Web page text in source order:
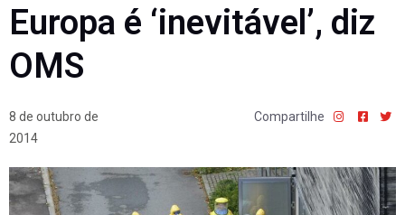
Europa é ‘inevitável’, diz
OMS
8 de outubro de
2014
Compartilhe